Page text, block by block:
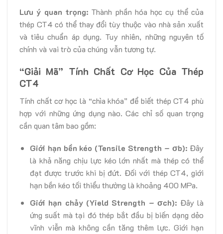
Lưu ý quan trọng:Thành phần hóa học cụ thể của
thép CT4 có thể thay đổi tùy thuộc vào nhà sản xuất
và tiêu chuẩn áp dụng. Tuy nhiên, những nguyên tố
chính và vai trò của chúng vẫn tương tự.
“Giải Mã” Tính Chất Cơ Học Của Thép
CT4
Tính chất cơ học là “chìa khóa” để biết thép CT4 phù
hợp với những ứng dụng nào. Các chỉ số quan trọng
cần quan tâm bao gồm:
Giới hạn bền kéo (Tensile Strength – σb): Đây
là khả năng chịu lực kéo lớn nhất mà thép có thể
đạt được trước khi bị đứt. Đối với thép CT4, giới
hạn bền kéo tối thiểu thường là khoảng 400 MPa.
Giới hạn chảy (Yield Strength – σch): Đây là
ứng suất mà tại đó thép bắt đầu bị biến dạng dẻo
vĩnh viễn mà không cần tăng thêm lực. Giới hạn